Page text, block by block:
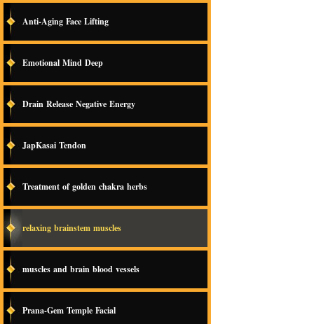
Anti-Aging Face Lifting
Emotional Mind Deep
Drain Release Negative Energy
JapKasai Tendon
Treatment of golden chakra herbs
relaxing brainstem muscles
muscles and brain blood vessels
Prana-Gem Temple Facial